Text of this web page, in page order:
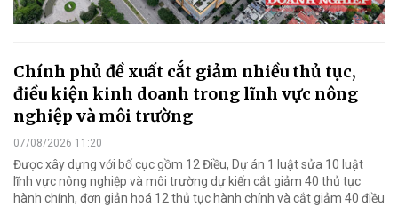
Chính phủ đề xuất cắt giảm nhiều thủ tục,
điều kiện kinh doanh trong lĩnh vực nông
nghiệp và môi trường
07/08/2026 11:20
Được xây dựng với bố cục gồm 12 Điều, Dự án 1 luật sửa 10 luật
lĩnh vực nông nghiệp và môi trường dự kiến cắt giảm 40 thủ tục
hành chính, đơn giản hoá 12 thủ tục hành chính và cắt giảm 40 điều